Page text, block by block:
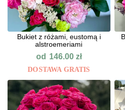
Bukiet z różami, eustomą i
alstroemeriami
od 146.00 zł
DOSTAWA GRATIS